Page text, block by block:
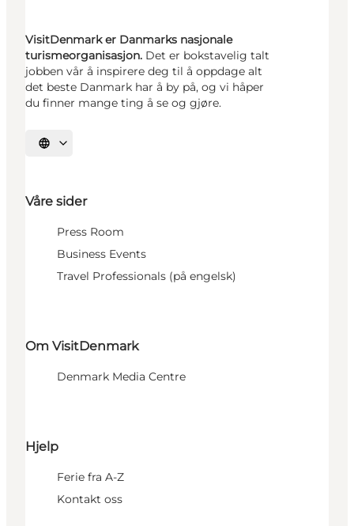
VisitDenmark er Danmarks nasjonale
turismeorganisasjon. Det er bokstavelig talt
jobben vår å inspirere deg til å oppdage alt
det beste Danmark har å by på, og vi håper
du finner mange ting å se og gjøre.
Velg språk
Våre sider
Press Room
Business Events
Travel Professionals (på engelsk)
Om VisitDenmark
Denmark Media Centre
Hjelp
Ferie fra A-Z
Kontakt oss